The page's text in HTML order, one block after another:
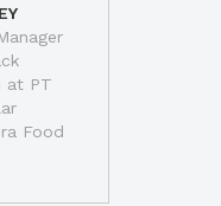
at PT
Food